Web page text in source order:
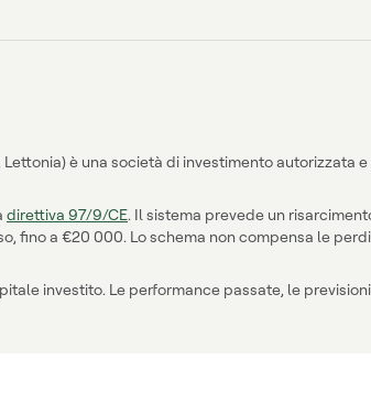
è una società di investimento autorizzata
direttiva 97/9/CE. Il sistema prevede un
fino a €20 000. Lo schema non compensa le
investito. Le performance passate, le